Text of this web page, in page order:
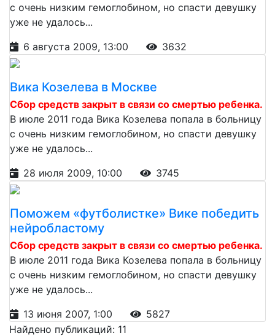
с очень низким гемоглобином, но спасти девушку
уже не удалось...
6 августа 2009, 13:00
3632
Вика Козелева в Москве
Сбор средств закрыт в связи со смертью ребенка.
В июле 2011 года Вика Козелева попала в больницу
с очень низким гемоглобином, но спасти девушку
уже не удалось...
28 июля 2009, 10:00
3745
Поможем «футболистке» Вике победить
нейробластому
Сбор средств закрыт в связи со смертью ребенка.
В июле 2011 года Вика Козелева попала в больницу
с очень низким гемоглобином, но спасти девушку
уже не удалось...
13 июня 2007, 1:00
5827
Найдено публикаций: 11